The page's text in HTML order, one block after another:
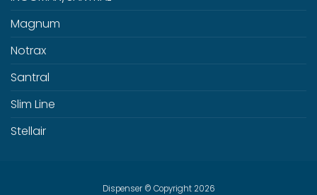
Magnum
Notrax
Santral
Slim Line
Stellair
Dispenser © Copyright 2026